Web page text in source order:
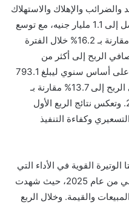
والضرائب والإهلاك والاستهلاك
بنسبة 51.8% على أساس سنوي لتصل إلى 1.1 مليار جنيه، مع توسع
هامش الأرباح التشغيلية إلى 18.3% مقارنة بـ 16.2% خلال الفترة
الربح إلى أكثر من
الضعفين، حيث ارتفع بنسبة 108.1% على أساس سنوي ليبلغ 793.1
مليون جنيه، مع وصول هامش صافي الربح إلى 13.7% مقارنة بـ
8.9% خلال الربع الأول من عام 2025. وتعكس نتائج الربع الأول
وكفاءة التنفيذ
الوتيرة القوية في الأداء التي
نجحت في تحقيقها خلال النصف الثاني من عام 2025، حيث شهدت
والقيمة. وخلال الربع